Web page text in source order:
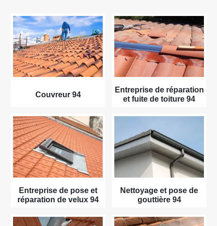
Couvreur 94
Entreprise de réparation
et fuite de toiture 94
Entreprise de pose et
réparation de velux 94
Nettoyage et pose de
gouttière 94